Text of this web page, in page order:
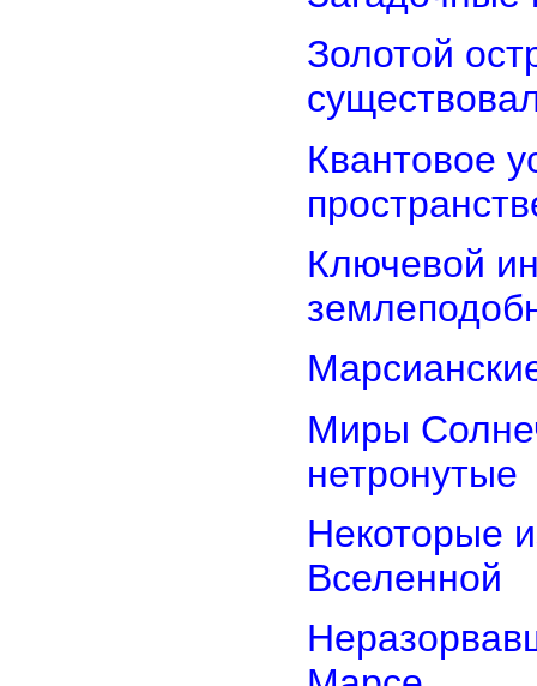
Золотой
Квантовое
Ключевой
Миры
нетронутые
Некоторые
Вселенной